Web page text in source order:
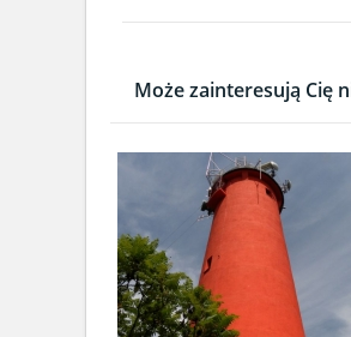
Może zainteresują Cię